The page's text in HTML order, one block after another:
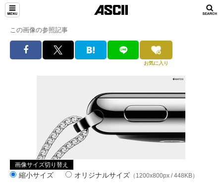
この画像の参照記事
お気に入り
画像サイズ切り替え
縮小サイズ オリジナルサイズ （1200x800px / 448KB）